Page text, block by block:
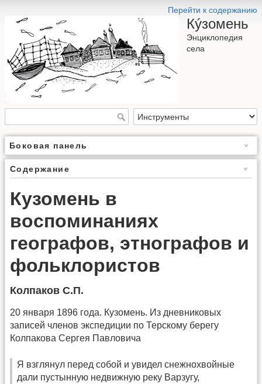
Перейти к содержанию
Кýзомень
Энциклопедия
села
Боковая панель
Содержание
Кузомень в
воспоминаниях
географов, этнографов и
фольклористов
Колпаков С.П.
20 января 1896 года. Кузомень. Из дневниковых
записей членов экспедиции по Терскому берегу
Колпакова Сергея Павловича
Я взглянул перед собой и увидел снежнохвойные
дали пустынную недвижную реку Варзугу,